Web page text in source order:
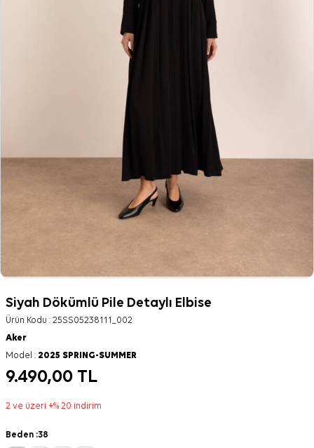
Siyah Dökümlü Pile Detaylı Elbise
Ürün Kodu : 25SS05238111_002
Aker
Model : 2025 SPRING-SUMMER
9.490,00 TL
2 ve üzeri +% 20 indirim
Beden :38